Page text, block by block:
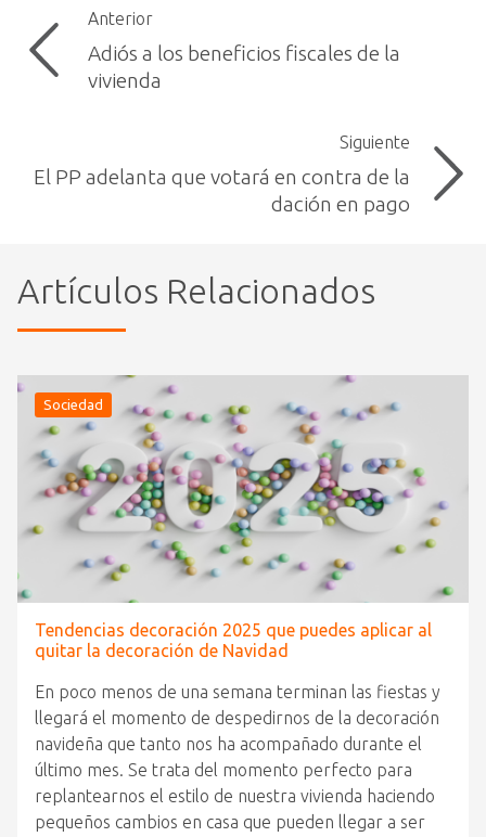
Anterior
Adiós a los beneficios fiscales de la
vivienda
Siguiente
El PP adelanta que votará en contra de la
dación en pago
Artículos Relacionados
Sociedad
Tendencias decoración 2025 que puedes aplicar al
quitar la decoración de Navidad
En poco menos de una semana terminan las fiestas y
llegará el momento de despedirnos de la decoración
navideña que tanto nos ha acompañado durante el
último mes. Se trata del momento perfecto para
replantearnos el estilo de nuestra vivienda haciendo
pequeños cambios en casa que pueden llegar a ser